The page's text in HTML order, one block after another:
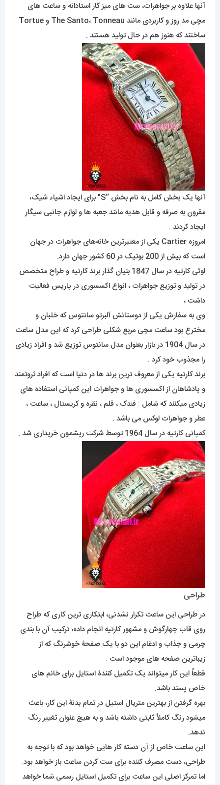
آنها علاوه بر جواهرات، ست های میز کار استادانه و ساعت های
مچی مد روز و کاربردی مانند The Santo، Tonneau و Tortue
ساختند که هنوز هم در حال تولید هستند .
آنها یک بخش کامل به نام بخش “S” برای ایجاد اشیاء شیک،
مقرون به صرفه و قابل هدیه مانند جعبه ها و لوازم جانبی سیگار
ایجاد کردند .
امروزه Cartier یکی از معتبرترین خانه‌های جواهرات در جهان
است که بیش از 200 بوتیک در 60 کشور جهان دارد.
لوئی کارتیه در سال 1847 بنیان گذار برند کارتیه و طراح متخصص
در تولید و توزیع جواهرات ، انواع اکسسوری در پاریس فعالیت
داشت ،
وی به سفارش یکی از دوستانش آلبرتو سانتوس که خلبان و
مخترع بود ساعت مچی مربع شکلی طراحی کرد که این مدل ساعت
در سال 1904 در بازار بعنوان مدل سانتوس توزیع شد و افراد زیادی
را مجذوب خود کرد .
برند کارتیه یکی از معروف ترین برند ها در دنیا است که افراد ثروتمند
و پادشاهان از اکسسوری ها و جواهرات این کمپانی استفاده های
زیادی میکنند که شامل : فندک ، قلم ، نقره و کریستال ، ساعت ،
عطر و جواهرات لوکس می باشد .
کمپانی کارتیه در سال 1964 توسط شرکت ریشمون خریداری شد .
طراحی
در طراحی این ساعت تکرار نشدنی، ابتکاری ترین کاری که طراح
روی قاب چهارگوش و مشهور کارتیه انجام داده، ترکیب آن با بندی
چرمی و جذاب و ادغام این دو با یک صفحۀ خوشرنگ که از
زیباترین صفحه های موجود است .
قطعاً این کار میتواند یک تکمیل کنندۀ استایل برای خانم های
خاص پسند باشد.
بهره گرفتن از بهترین متریال استیل در تمام بدنۀ این کار، باعث
میشود رنگ کاملاً ثابتی داشته باشد و به هیچ عنوان تغییر رنگ
ندهد.
این ساعت خاص از آن دسته کار هایی خواهد بود که با توجه به
طراحی، دست مصرف کننده برای ست کردن ساعت باز خواهد بود.
اما تمرکز اصلی این ساعت برای تکمیل استایل رسمی شما خواهد